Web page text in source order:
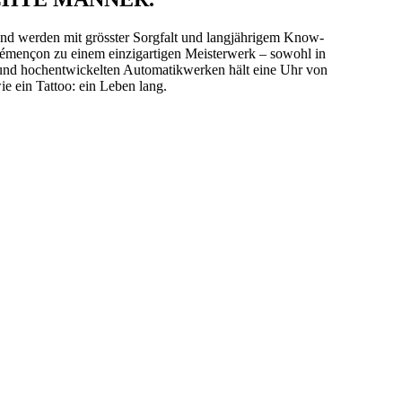
werden mit grösster Sorgfalt und langjährigem Know-
zu einem einzigartigen Meisterwerk – sowohl in
hochentwickelten Automatikwerken hält eine Uhr von
ein Tattoo: ein Leben lang.